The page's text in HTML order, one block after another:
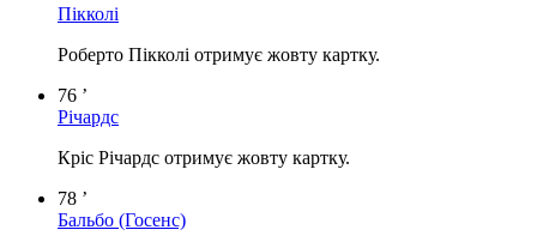
Пікколі
Роберто Пікколі отримує жовту картку.
76 ’
Річардс
Кріс Річардс отримує жовту картку.
78 ’
Бальбо (Госенс)